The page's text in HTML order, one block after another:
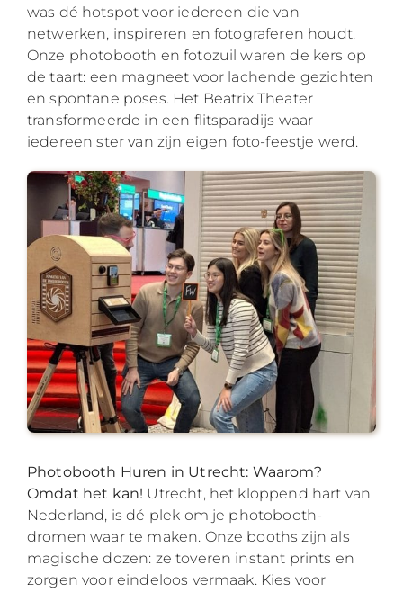
was dé hotspot voor iedereen die van
netwerken, inspireren en fotograferen houdt.
Onze photobooth en fotozuil waren de kers op
de taart: een magneet voor lachende gezichten
en spontane poses. Het Beatrix Theater
transformeerde in een flitsparadijs waar
iedereen ster van zijn eigen foto-feestje werd.
Photobooth Huren in Utrecht: Waarom?
Omdat het kan! Utrecht, het kloppend hart van
Nederland, is dé plek om je photobooth-
dromen waar te maken. Onze booths zijn als
magische dozen: ze toveren instant prints en
zorgen voor eindeloos vermaak. Kies voor